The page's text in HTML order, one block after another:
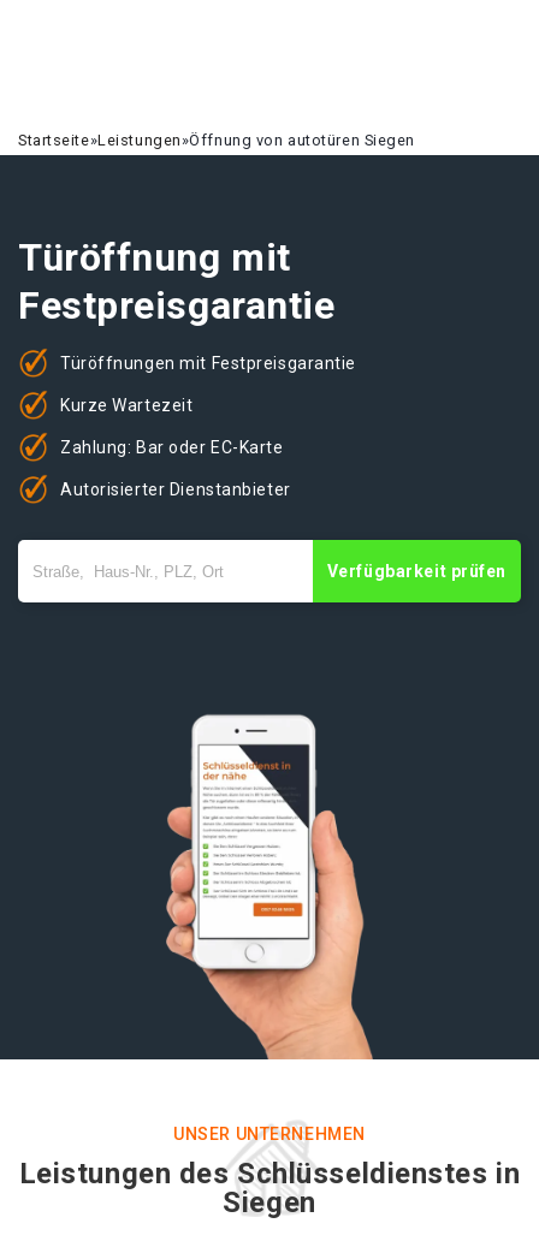
Startseite»Leistungen»Öffnung von autotüren Siegen
Türöffnung mit
Festpreisgarantie
Türöffnungen mit Festpreisgarantie
Kurze Wartezeit
Zahlung: Bar oder EC-Karte
Autorisierter Dienstanbieter
Verfügbarkeit prüfen
UNSER UNTERNEHMEN
Leistungen des Schlüsseldienstes in
Siegen